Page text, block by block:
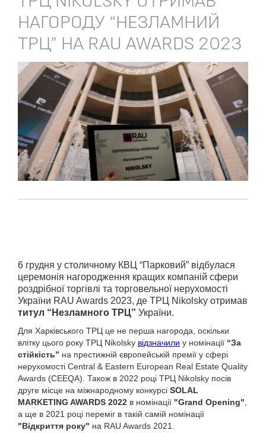
НАГОРОДУ “НЕЗЛАМНИЙ
ТРЦ” НА RAU AWARDS 2023
6 грудня у столичному КВЦ “Парковий” відбулася
церемонія нагородження кращих компаній сфери
роздрібної торгівлі та торговельної нерухомості
України RAU Awards 2023, де ТРЦ Nikolsky отримав
титул “Незламного ТРЦ” України.
Для Харківського ТРЦ це не перша нагорода, оскільки
влітку цього року ТРЦ Nikolsky відзначили у номінації “За
стійкість” на престижній європейській премії у сфері
нерухомості Central & Eastern European Real Estate Quality
Awards (CEEQA). Також в 2022 році ТРЦ Nikolsky посів
друге місце на міжнародному конкурсі SOLAL
MARKETING AWARDS 2022 в номінації "Grand Opening"
а ще в 2021 році переміг в такій самій номінації
"Відкриття року" на RAU Awards 2021.